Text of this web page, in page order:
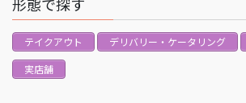
テイクアウト デリバリー・ケータリング
実店舗